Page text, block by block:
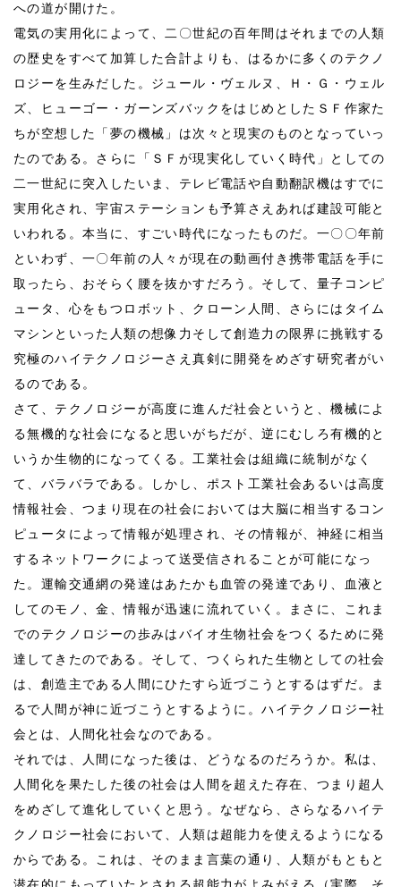
への道が開けた。
電気の実用化によって、二〇世紀の百年間はそれまでの人類
の歴史をすべて加算した合計よりも、はるかに多くのテクノ
ロジーを生みだした。ジュール・ヴェルヌ、Ｈ・Ｇ・ウェル
ズ、ヒューゴー・ガーンズバックをはじめとしたＳＦ作家た
ちが空想した「夢の機械」は次々と現実のものとなっていっ
たのである。さらに「ＳＦが現実化していく時代」としての
二一世紀に突入したいま、テレビ電話や自動翻訳機はすでに
実用化され、宇宙ステーションも予算さえあれば建設可能と
いわれる。本当に、すごい時代になったものだ。一〇〇年前
といわず、一〇年前の人々が現在の動画付き携帯電話を手に
取ったら、おそらく腰を抜かすだろう。そして、量子コンピ
ュータ、心をもつロボット、クローン人間、さらにはタイム
マシンといった人類の想像力そして創造力の限界に挑戦する
究極のハイテクノロジーさえ真剣に開発をめざす研究者がい
るのである。
さて、テクノロジーが高度に進んだ社会というと、機械によ
る無機的な社会になると思いがちだが、逆にむしろ有機的と
いうか生物的になってくる。工業社会は組織に統制がなく
て、バラバラである。しかし、ポスト工業社会あるいは高度
情報社会、つまり現在の社会においては大脳に相当するコン
ピュータによって情報が処理され、その情報が、神経に相当
するネットワークによって送受信されることが可能になっ
た。運輸交通網の発達はあたかも血管の発達であり、血液と
してのモノ、金、情報が迅速に流れていく。まさに、これま
でのテクノロジーの歩みはバイオ生物社会をつくるために発
達してきたのである。そして、つくられた生物としての社会
は、創造主である人間にひたすら近づこうとするはずだ。ま
るで人間が神に近づこうとするように。ハイテクノロジー社
会とは、人間化社会なのである。
それでは、人間になった後は、どうなるのだろうか。私は、
人間化を果たした後の社会は人間を超えた存在、つまり超人
をめざして進化していくと思う。なぜなら、さらなるハイテ
クノロジー社会において、人類は超能力を使えるようになる
からである。これは、そのまま言葉の通り、人類がもともと